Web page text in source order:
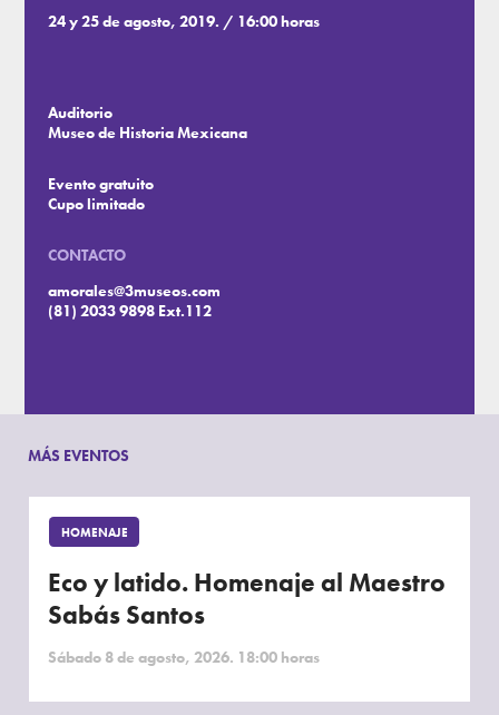
24 y 25 de agosto, 2019. / 16:00 horas
Auditorio
Museo de Historia Mexicana
Evento gratuito
Cupo limitado
CONTACTO
amorales@3museos.com
(81) 2033 9898 Ext.112
MÁS EVENTOS
HOMENAJE
Eco y latido. Homenaje al Maestro
Sabás Santos
Sábado 8 de agosto, 2026. 18:00 horas